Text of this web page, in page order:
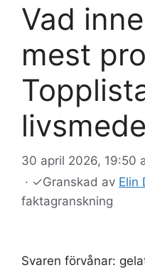
Vad
mest
30 april 2026, 19:50
· ✓Granskad av Elin
faktagranskning
Svaren förvånar: